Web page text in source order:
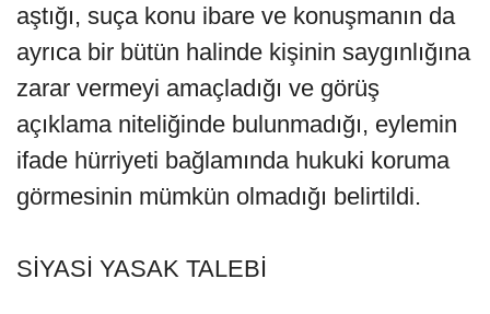
aştığı, suça konu ibare ve konuşmanın da
ayrıca bir bütün halinde kişinin saygınlığına
zarar vermeyi amaçladığı ve görüş
açıklama niteliğinde bulunmadığı, eylemin
ifade hürriyeti bağlamında hukuki koruma
görmesinin mümkün olmadığı belirtildi.
SİYASİ YASAK TALEBİ